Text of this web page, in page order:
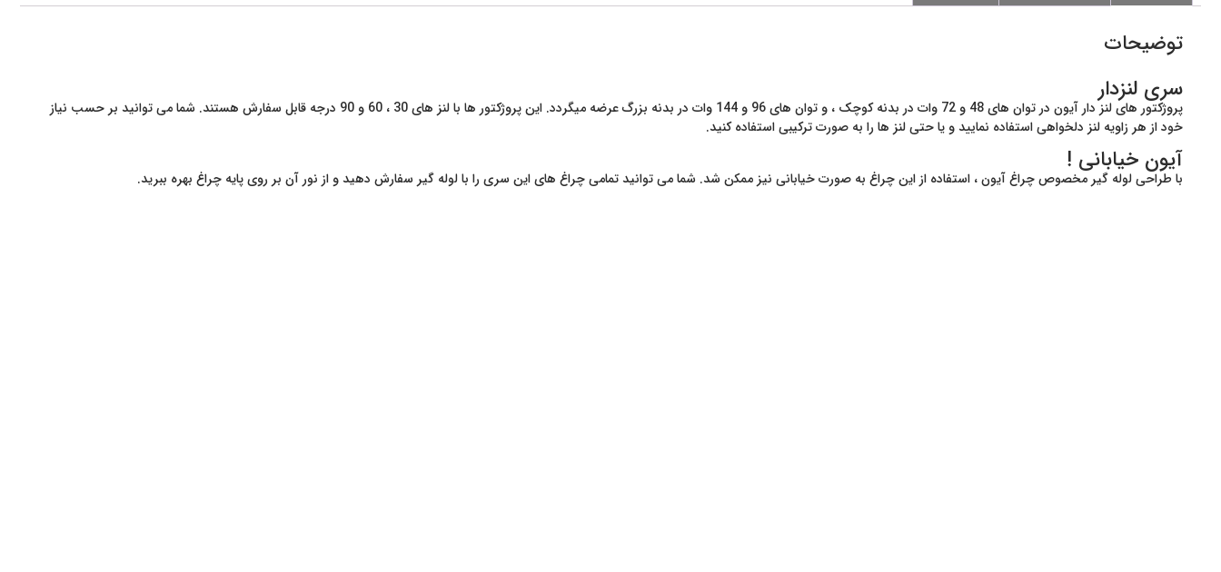
توضیحات
سری لنزدار
پروژکتور های لنز دار آیون در توان های 48 و 72 وات در بدنه کوچک ، و توان های 96 و 144 وات در بدنه بزرگ عرضه میگردد. این پروژکتور ها با لنز های 30 ، 60 و 90 درجه قابل سفارش هستند. شما می توانید بر حسب نیاز
خود از هر زاویه لنز دلخواهی استفاده نمایید و یا حتی لنز ها را به صورت ترکیبی استفاده کنید.
آیون خیابانی !
با طراحی لوله گیر مخصوص چراغ آیون ، استفاده از این چراغ به صورت خیابانی نیز ممکن شد. شما می توانید تمامی چراغ های این سری را با لوله گیر سفارش دهید و از نور آن بر روی پایه چراغ بهره ببرید.